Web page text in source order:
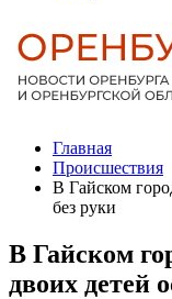
Главная
Происшествия
В Гайском
без руки
В Гайском
двоих детей